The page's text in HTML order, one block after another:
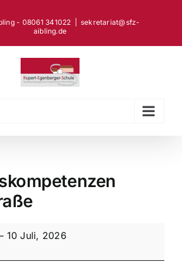
- 08061 341022
sekretariat@sfz-
aibling.de
10 Juli, 2026